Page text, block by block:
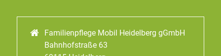
Familienpflege Mobil Heidelberg gGmbH
Bahnhofstraße 63